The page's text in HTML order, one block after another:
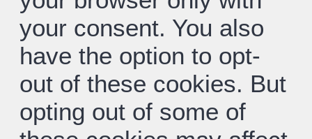
your consent. You also
have the option to opt-
out of these cookies. But
opting out of some of